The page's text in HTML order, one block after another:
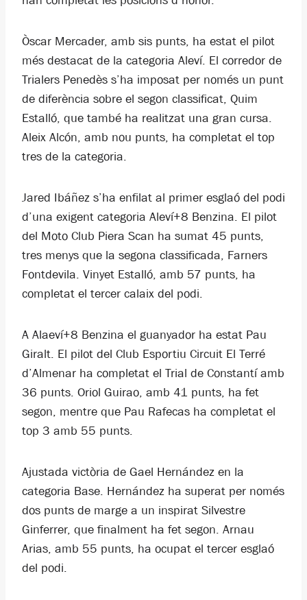
Òscar Mercader, amb sis punts, ha estat el pilot
més destacat de la categoria Aleví. El corredor de
Trialers Penedès s’ha imposat per només un punt
de diferència sobre el segon classificat, Quim
Estalló, que també ha realitzat una gran cursa.
Aleix Alcón, amb nou punts, ha completat el top
tres de la categoria.
Jared Ibáñez s’ha enfilat al primer esglaó del podi
d’una exigent categoria Aleví+8 Benzina. El pilot
del Moto Club Piera Scan ha sumat 45 punts,
tres menys que la segona classificada, Farners
Fontdevila. Vinyet Estalló, amb 57 punts, ha
completat el tercer calaix del podi.
A Alaeví+8 Benzina el guanyador ha estat Pau
Giralt. El pilot del Club Esportiu Circuit El Terré
d’Almenar ha completat el Trial de Constantí amb
36 punts. Oriol Guirao, amb 41 punts, ha fet
segon, mentre que Pau Rafecas ha completat el
top 3 amb 55 punts.
Ajustada victòria de Gael Hernández en la
categoria Base. Hernández ha superat per només
dos punts de marge a un inspirat Silvestre
Ginferrer, que finalment ha fet segon. Arnau
Arias, amb 55 punts, ha ocupat el tercer esglaó
del podi.